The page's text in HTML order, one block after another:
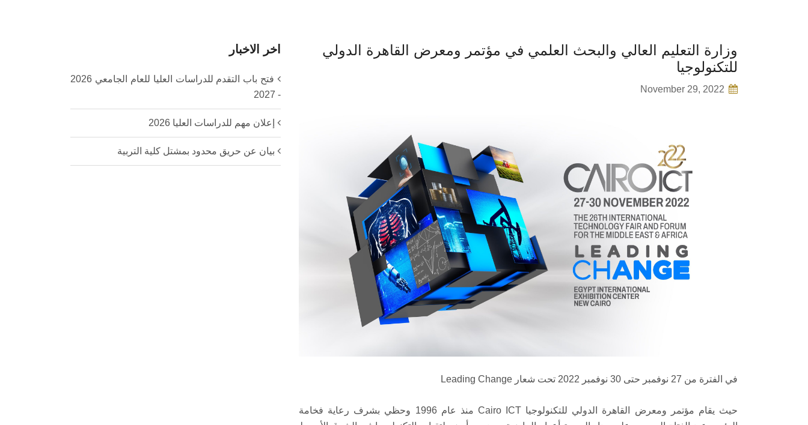
وزارة التعليم العالي والبحث العلمي في مؤتمر ومعرض القاهرة الدولي
للتكنولوجيا
November 29, 2022
في الفترة من 27 نوفمبر حتى 30 نوفمبر 2022 تحت شعار Leading Change
حيث يقام مؤتمر ومعرض القاهرة الدولي للتكنولوجيا Cairo ICT منذ عام 1996 وحظي بشرف رعاية فخامة
اخر الاخبار
فتح باب التقدم للدراسات العليا للعام الجامعي 2026
- 2027
إعلان مهم للدراسات العليا 2026
بيان عن حريق محدود بمشتل كلية التربية